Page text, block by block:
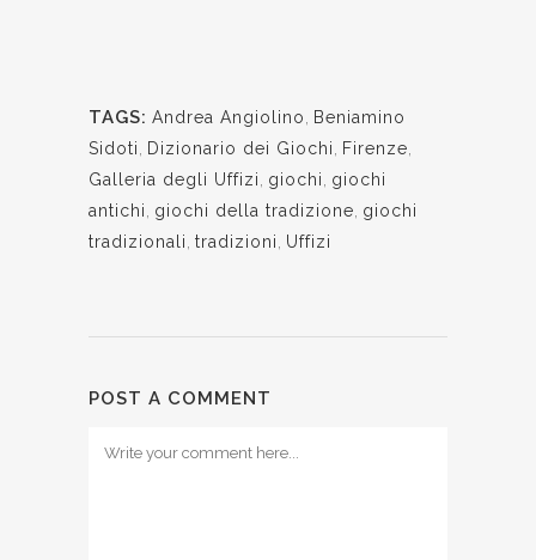
TAGS: Andrea Angiolino
Beniamino
Sidoti
Dizionario dei Giochi Firenze
Galleria degli Uffizi
giochi
giochi
antichi
giochi della tradizione giochi
tradizionali tradizioni Uffizi
POST A COMMENT